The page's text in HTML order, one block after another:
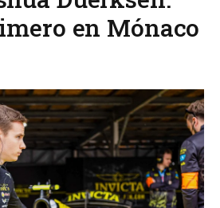
en Mónaco